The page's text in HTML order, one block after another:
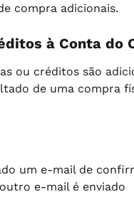
compra adicionais.
à Conta do
ou créditos são
de uma compra
um e-mail de
e-mail é enviado